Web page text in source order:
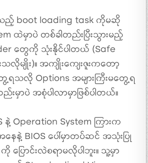
ည့် boot loading task ကိုမဆို
ထဲမှာပဲ တစ်ခါတည်းပြီးသွားမည့်
တွေကို သုံးနိုင်ပါတယ် (Safe
သလိုမျိုး)။ အကျိုးကျေးဇူးကတော့
ရသလို Options အများကြီးမတွေ့ရ
မှာပဲ အစုံပါလာမှာဖြစ်ပါတယ်။
နဲ့ Operation System ကြားက
ေနဲ့ BIOS ပေါ်မှာတပ်ဆင် အသုံးပြု
ပြောင်းလဲစရာမလိုပါဘူး။ သူ့မှာ